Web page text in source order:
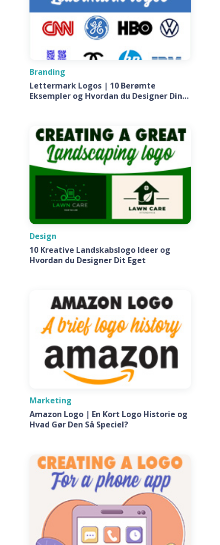
Branding
Lettermark Logos | 10 Berømte
Eksempler og Hvordan du Designer Din
Design
10 Kreative Landskabslogo Ideer og
Hvordan du Designer Dit Eget
Marketing
Amazon Logo | En Kort Logo Historie og
Hvad Gør Den Så Speciel?